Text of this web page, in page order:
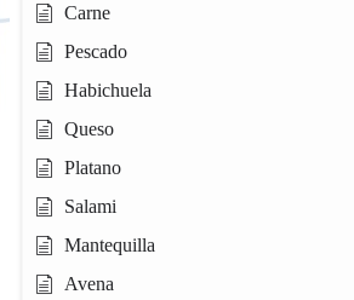
Carne
Pescado
Habichuela
Queso
Platano
Salami
Mantequilla
Avena